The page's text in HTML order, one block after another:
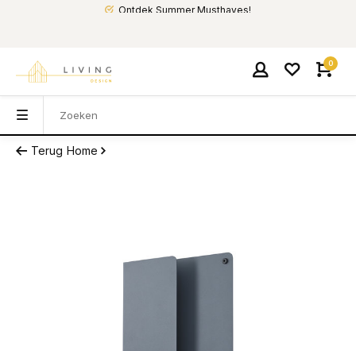
Ontdek Summer Musthaves!
0
Terug Home